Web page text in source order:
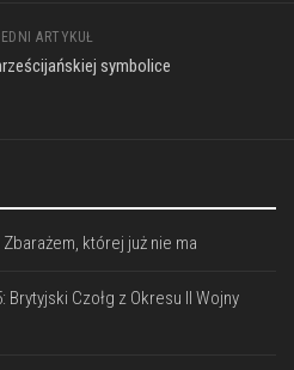
ARTYKUŁ
symbolice
której już nie ma
Czołg z Okresu II Wojny